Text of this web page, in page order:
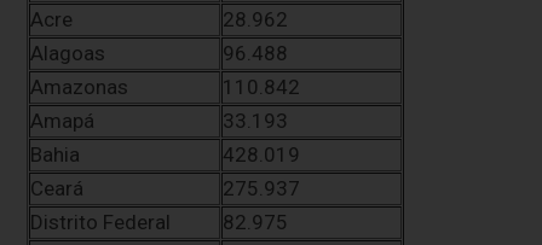
Acre
28.962
Alagoas
96.488
Amazonas
110.842
Amapá
33.193
Bahia
428.019
Ceará
275.937
Distrito Federal
82.975